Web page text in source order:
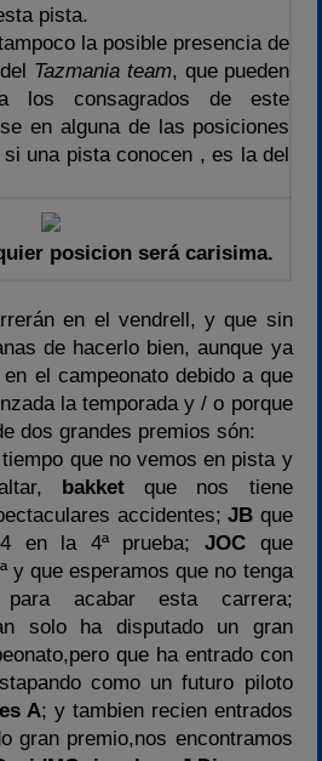
pista.
la posible presencia de
Tazmania team, que pueden
los consagrados de este
en alguna de las posiciones
una pista conocen , es la del
posicion será carisima.
en el vendrell, y que sin
de hacerlo bien, aunque ya
el campeonato debido a que
la temporada y / o porque
dos grandes premios són:
que no vemos en pista y
bakketque nos tiene
accidentes;JB que
en la 4ª prueba; JOCque
y que esperamos que no tenga
para acabar esta carrera;
solo ha disputado un gran
que ha entrado con
como un futuro piloto
A; y tambien recien entrados
gran premio,nos encontramos